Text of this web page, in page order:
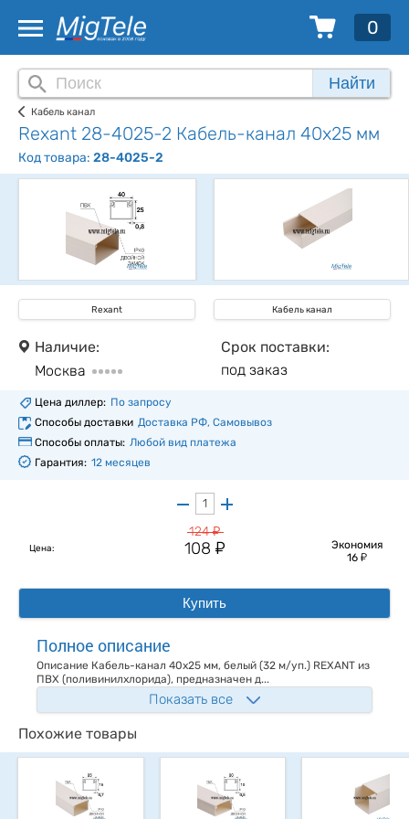
0
Найти
Кабель канал
Rexant 28-4025-2 Кабель-канал 40х25 мм
Код товара: 28-4025-2
Rexant Кабель канал
Наличие:
Москва
Срок поставки:
под заказ
Цена диллер: По запросу
Способы доставки Доставка РФ, Самовывоз
Способы оплаты: Любой вид платежа
Гарантия: 12 месяцев
Цена:
124у
108 у
Экономия
16у
Купить
Полное описание
Описание Кaбель-канал 40х25 мм, белый (32 м/уп.) REXANT из
ПВХ (поливинилхлорида), предназначен д...
Показать все
Похожие товары